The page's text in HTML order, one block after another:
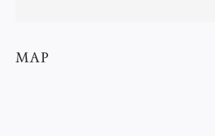
MAP